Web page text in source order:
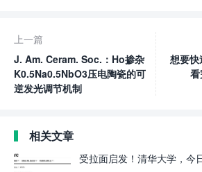
上一篇
J. Am. Ceram. Soc.：Ho掺杂
K0.5Na0.5NbO3压电陶瓷的可
逆发光调节机制
想要快
看
相关文章
受拉面启发！清华大学，今